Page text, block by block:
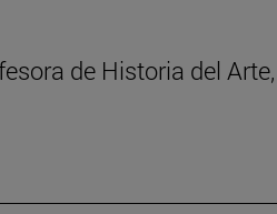
de Historia del Arte,